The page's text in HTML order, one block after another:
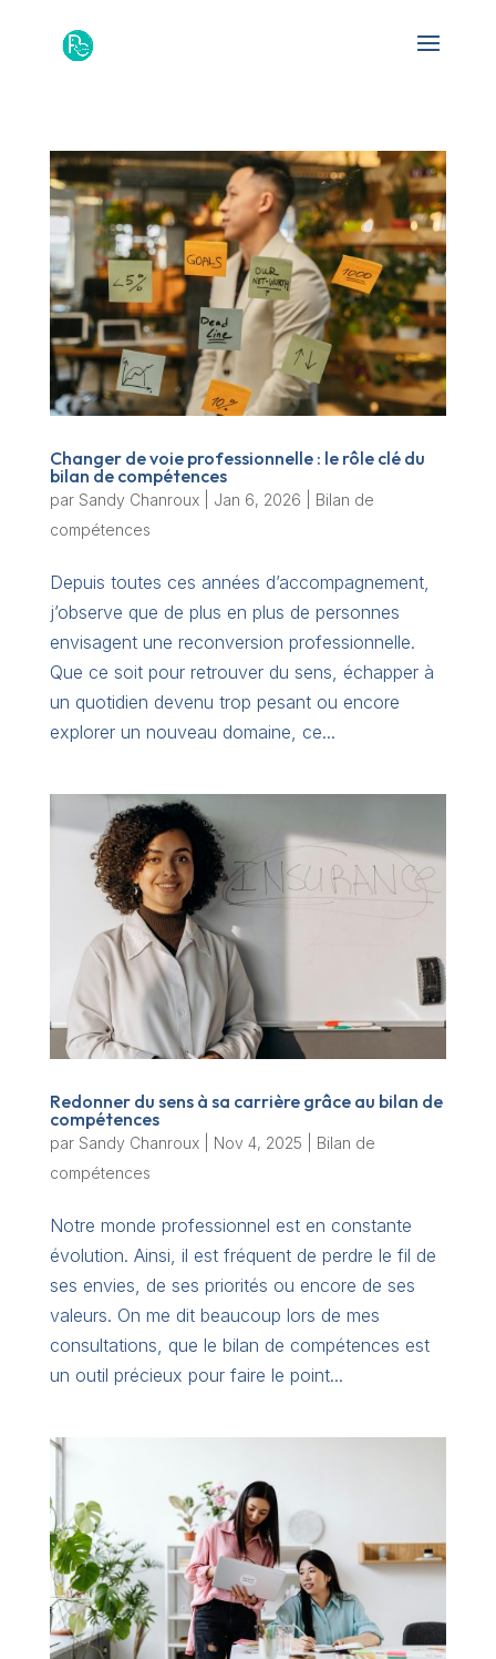
Changer de voie professionnelle : le rôle clé du
bilan de compétences
par Sandy Chanroux| Jan 6, 2026
Bilan de
compétences
Depuis toutes ces années d’accompagnement,
j’observe que de plus en plus de personnes
envisagent une reconversion professionnelle.
Que ce soit pour retrouver du sens, échapper à
un quotidien devenu trop pesant ou encore
explorer un nouveau domaine, ce...
Redonner du sens à sa carrière grâce au bilan de
compétences
par Sandy Chanroux| Nov 4, 2025
Bilan de
compétences
Notre monde professionnel est en constante
évolution. Ainsi, il est fréquent de perdre le fil de
ses envies, de ses priorités ou encore de ses
valeurs. On me dit beaucoup lors de mes
consultations, que le bilan de compétences est
un outil précieux pour faire le point...